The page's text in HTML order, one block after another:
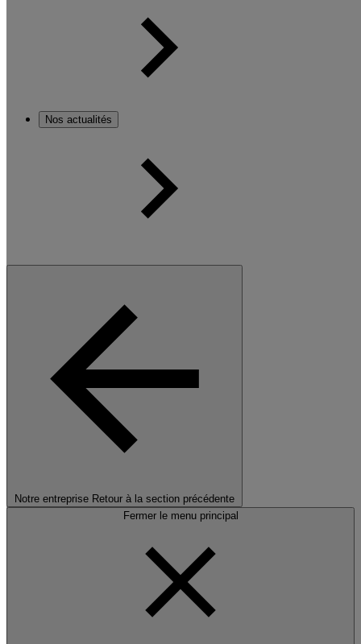
Nos actualités
Notre entreprise Retour à la section précédente
Fermer le menu principal